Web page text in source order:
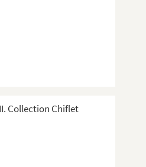
Collection Chiflet